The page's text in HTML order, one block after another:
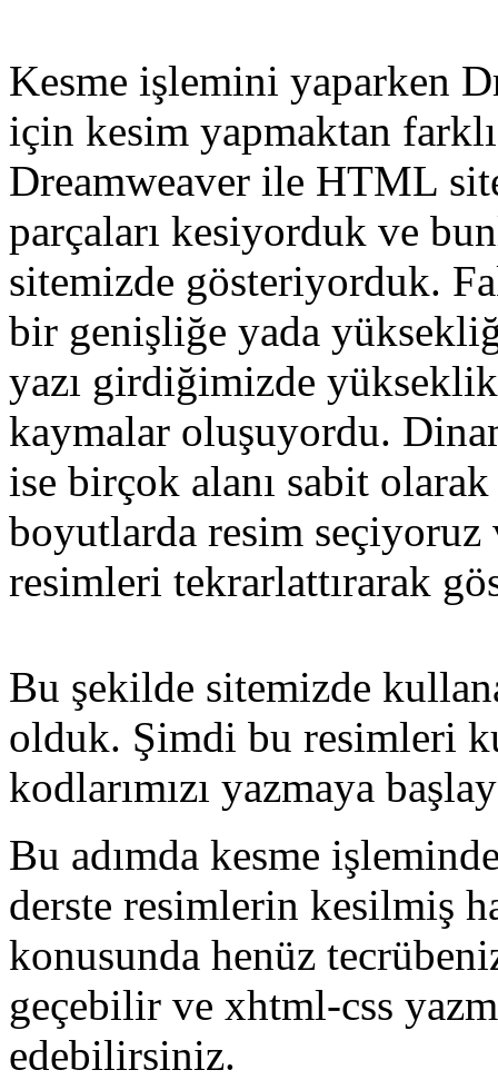
Kesme işlemini yaparken
için kesim yapmaktan
Dreamweaver ile HTML
parçaları kesiyorduk ve
sitemizde gösteriyorduk.
bir genişliğe yada
yazı girdiğimizde
kaymalar oluşuyordu.
ise birçok alanı sabit
boyutlarda resim
resimleri tekrarlattırarak
Bu şekilde sitemizde
olduk. Şimdi bu resimleri
kodlarımızı yazmaya
Bu adımda kesme
derste resimlerin kesilmiş
konusunda henüz
geçebilir ve xhtml-css
edebilirsiniz.